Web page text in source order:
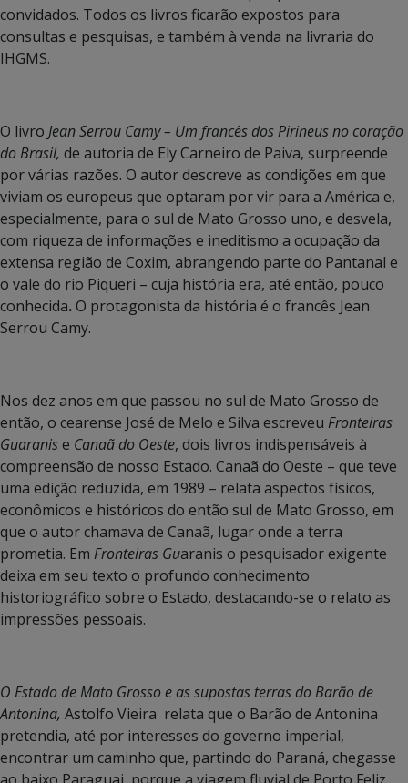
convidados. Todos os livros ficarão expostos para
consultas e pesquisas, e também à venda na livraria do
IHGMS.
O livro Jean Serrou Camy – Um francês dos Pirineus no coração
do Brasil, de autoria de Ely Carneiro de Paiva, surpreende
por várias razões. O autor descreve as condições em que
viviam os europeus que optaram por vir para a América e,
especialmente, para o sul de Mato Grosso uno, e desvela,
com riqueza de informações e ineditismo a ocupação da
extensa região de Coxim, abrangendo parte do Pantanal e
o vale do rio Piqueri – cuja história era, até então, pouco
conhecida.O protagonista da história é o francês Jean
Serrou Camy.
Nos dez anos em que passou no sul de Mato Grosso de
então, o cearense José de Melo e Silva escreveu Fronteiras
Guaranise Canaã do Oeste, dois livros indispensáveis à
compreensão de nosso Estado. Canaã do Oeste – que teve
uma edição reduzida, em 1989 – relata aspectos físicos,
econômicos e históricos do então sul de Mato Grosso, em
que o autor chamava de Canaã, lugar onde a terra
prometia. Em Fronteiras Guaranis o pesquisador exigente
deixa em seu texto o profundo conhecimento
historiográfico sobre o Estado, destacando-se o relato as
impressões pessoais.
O Estado de Mato Grosso e as supostas terras do Barão de
Antonina, Astolfo Vieira relata que o Barão de Antonina
pretendia, até por interesses do governo imperial,
encontrar um caminho que, partindo do Paraná, chegasse